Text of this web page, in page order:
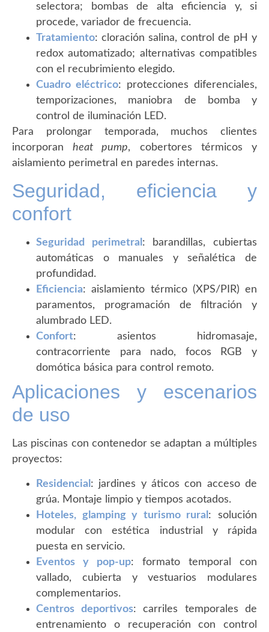
selectora; bombas de alta eficiencia y, si
procede, variador de frecuencia.
Tratamiento: cloración salina, control de pH y
redox automatizado; alternativas compatibles
con el recubrimiento elegido.
Cuadro eléctrico: protecciones diferenciales,
temporizaciones, maniobra de bomba y
control de iluminación LED.
Para prolongar temporada, muchos clientes
incorporanheat pump, cobertores térmicos y
aislamiento perimetral en paredes internas.
Seguridad, eficiencia y
confort
Seguridad perimetral : barandillas, cubiertas
automáticas o manuales y señalética de
profundidad.
Eficiencia: aislamiento térmico (XPS/PIR) en
paramentos, programación de filtración y
alumbrado LED.
Confort: asientos hidromasaje,
contracorriente para nado, focos RGB y
domótica básica para control remoto.
Aplicaciones y escenarios
de uso
Las piscinas con contenedor se adaptan a múltiples
proyectos:
Residencial : jardines y áticos con acceso de
grúa. Montaje limpio y tiempos acotados.
Hoteles, glamping y turismo rural : solución
modular con estética industrial y rápida
puesta en servicio.
Eventos y pop-up: formato temporal con
vallado, cubierta y vestuarios modulares
complementarios.
Centros deportivos: carriles temporales de
entrenamiento o recuperación con control